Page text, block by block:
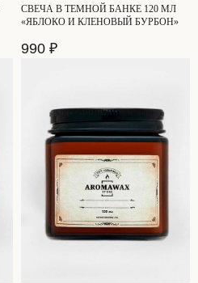
СВЕЧА В ТЕМНОЙ БАНКЕ 120 МЛ
«ЯБЛОКО И КЛЕНОВЫЙ БУРБОН»
990 ₽